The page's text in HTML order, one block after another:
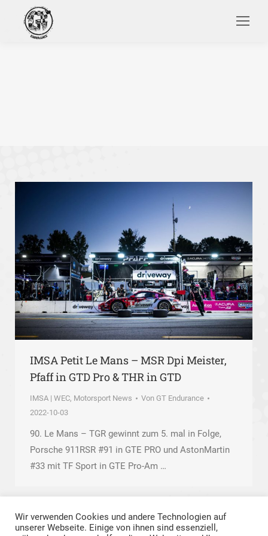
Search:
IMSA Petit Le Mans – MSR Dpi Meister,
Pfaff in GTD Pro & THR in GTD
IMSA | WEC, Motorsport News Von GT Endurance
2022-10-03
90. Le Mans – TGR gewinnt zum 5. mal in Folge,
Porsche 911RSR #91 in GTE PRO und AstonMartin
#33 mit TF Sport in GTE Pro-Am …
Wir verwenden Cookies und andere Technologien auf
unserer Webseite. Einige von ihnen sind essenziell,